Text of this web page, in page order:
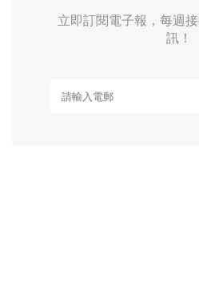
立即訂閱電子報，每週
訊！